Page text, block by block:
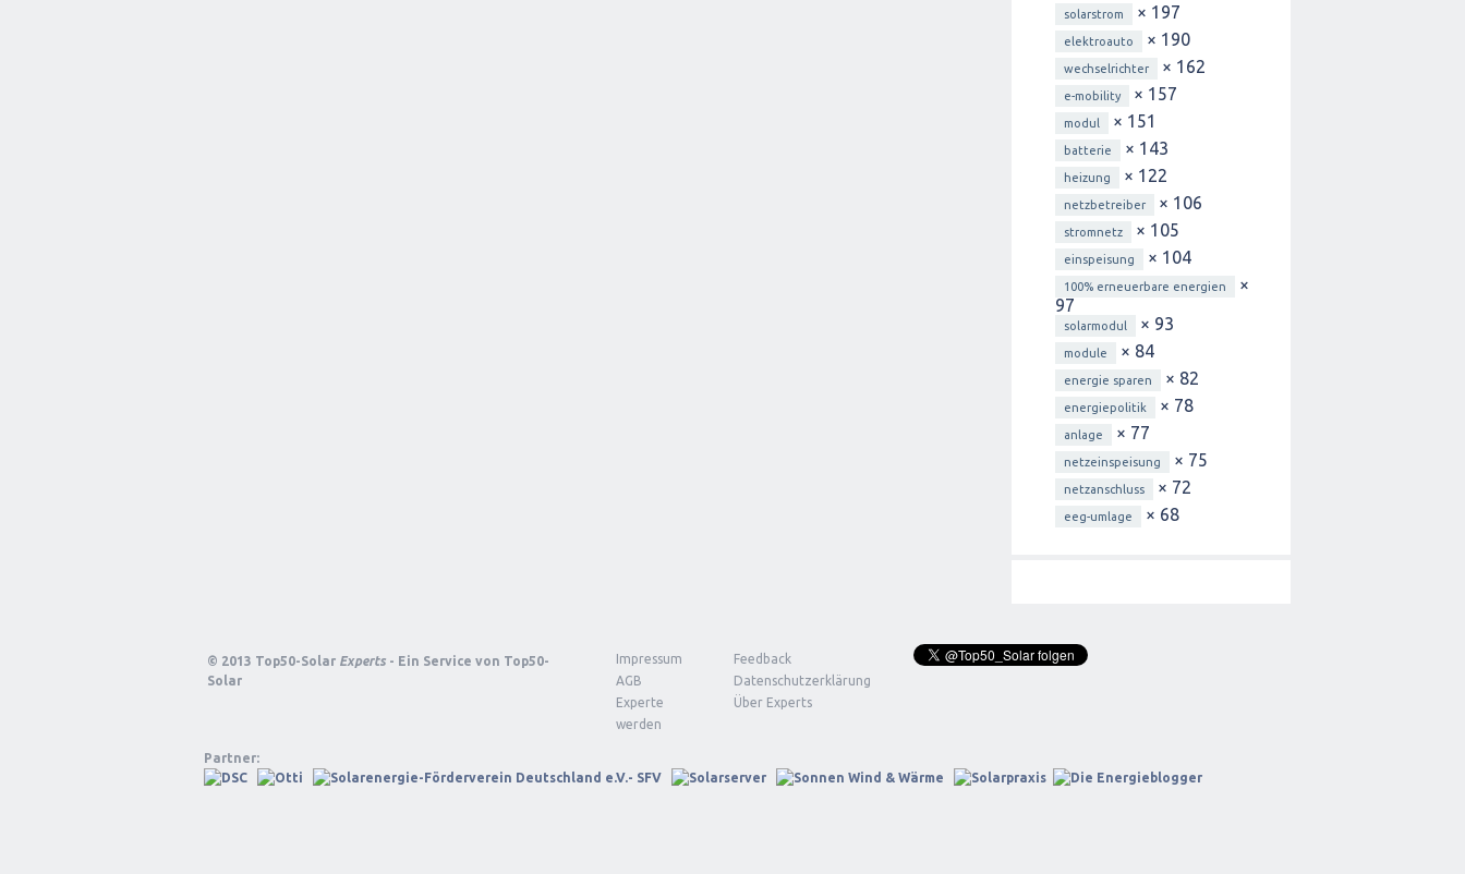
solarstrom × 197
elektroauto × 190
wechselrichter × 162
e-mobility × 157
modul × 151
batterie × 143
heizung × 122
netzbetreiber × 106
stromnetz × 105
einspeisung × 104
100% erneuerbare energien
×
97
solarmodul × 93
module × 84
energie sparen × 82
energiepolitik × 78
anlage × 77
netzeinspeisung × 75
netzanschluss × 72
eeg-umlage × 68
© 2013 Top50-Solar Experts - Ein Service von Top50-
Solar
Impressum
Feedback
AGB
Datenschutzerklärung
Experte
werden
Über Experts
Partner: